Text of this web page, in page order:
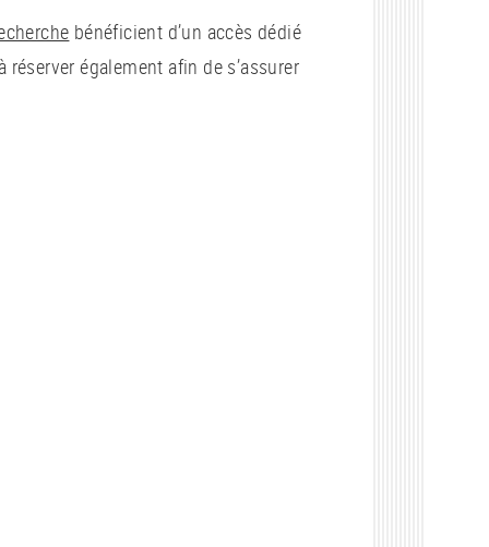
bénéficient d’un accès dédié
également afin de s’assurer